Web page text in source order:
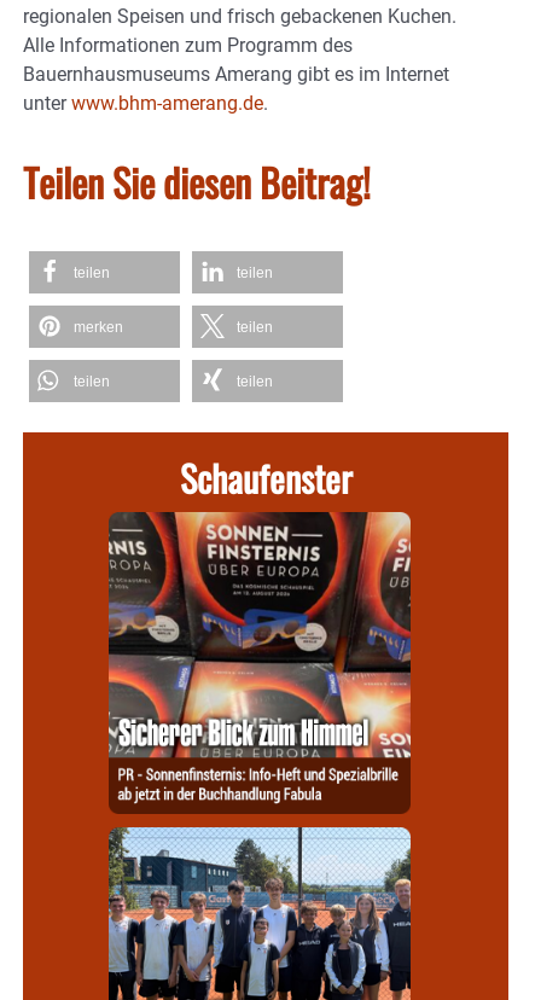
regionalen Speisen und frisch gebackenen Kuchen.
Alle Informationen zum Programm des
Bauernhausmuseums Amerang gibt es im Internet
unterwww.bhm-amerang.de.
Teilen Sie diesen Beitrag!
teilen teilen
merken teilen
teilen teilen
Schaufenster